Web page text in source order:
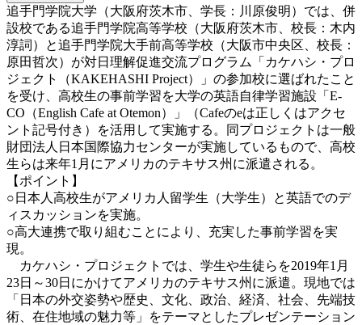
追手門学院大学（大阪府茨木市、学長：川原俊明）では、併
設校である追手門学院高等学校（大阪府茨木市、校長：木内
淳詞）と追手門学院大手前高等学校（大阪市中央区、校長：
原田哲次）が対日理解促進交流プログラム「カケハシ・プロ
ジェクト（KAKEHASHI Project）」の参加校に選ばれたこと
を受け、高校生の事前学習を大学の英語自律学習施設「E-
CO（English Cafe at Otemon）」（Cafeのeは正しくはアクセ
ント記号付き）を活用して実施する。同プロジェクトは一般
財団法人日本国際協力センターが実施しているもので、高校
生らは来年1月にアメリカのテキサス州に派遣される。
【ポイント】
○日本人高校生がアメリカ人留学生（大学生）と英語でのデ
ィスカッションを実施。
○高大連携で取り組むことにより、充実した事前学習を実
現。
カケハシ・プロジェクトでは、学生や生徒らを2019年1月
23日～30日にかけてアメリカのテキサス州に派遣。現地では
「日本の外交姿勢や歴史、文化、政治、経済、社会、先端技
術、在住地域の魅力等」をテーマとしたプレゼンテーション